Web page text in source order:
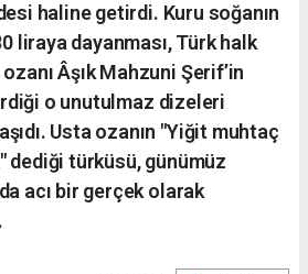
haline getirdi. Kuru soğanın
liraya dayanması, Türk halk
Âşık Mahzuni Şerif’in
o unutulmaz dizeleri
Usta ozanın "Yiğit muhtaç
dediği türküsü, günümüz
acı bir gerçek olarak